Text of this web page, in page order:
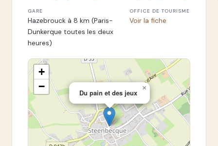
GARE
Hazebrouck à 8 km (Paris-
Dunkerque toutes les deux
heures)
OFFICE DE TOURISME
Voir la fiche
Du pain et des jeux
×
+
−